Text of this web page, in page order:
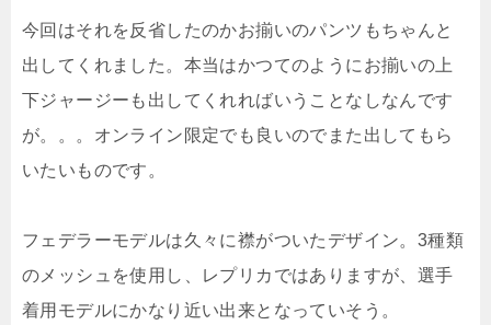
今回はそれを反省したのかお揃いのパンツもちゃんと
出してくれました。本当はかつてのようにお揃いの上
下ジャージーも出してくれればいうことなしなんです
が。。。オンライン限定でも良いのでまた出してもら
いたいものです。
フェデラーモデルは久々に襟がついたデザイン。3種類
のメッシュを使用し、レプリカではありますが、選手
着用モデルにかなり近い出来となっていそう。